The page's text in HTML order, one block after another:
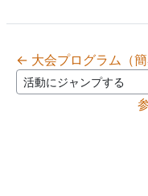
← 大会プログラム（簡
活動にジャンプする